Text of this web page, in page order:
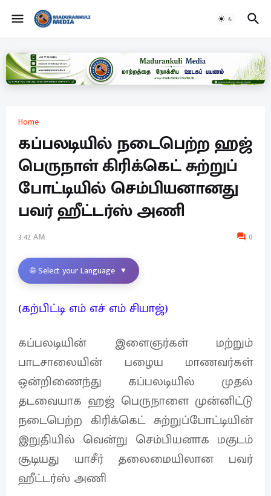
Home
கப்பலடியில் நடைபெற்ற ஹஜ்
பெருநாள் கிரிக்கெட் சுற்றுப்
போட்டியில் செம்பியனானது
பவர் ஹீட்டர்ஸ் அணி
3:42 AM 0
🌐 Select your Language ▼
(கற்பிட்டி எம் எச் எம் சியாஜ்)
கப்பலடியின் இளைஞர்கள் மற்றும்
பாடசாலையின் பழைய மாணவர்கள்
ஒன்றிணைந்து கப்பலடியில் முதல்
தடவையாக ஹஜ் பெருநாளை முன்னிட்டு
நடைபெற்ற கிரிக்கெட் சுற்றுப்போட்டியின்
இறுதியில் வென்று செம்பியனாக மகுடம்
சூடியது யாசீர் தலைமையிலான பவர்
ஹீட்டர்ஸ் அணி